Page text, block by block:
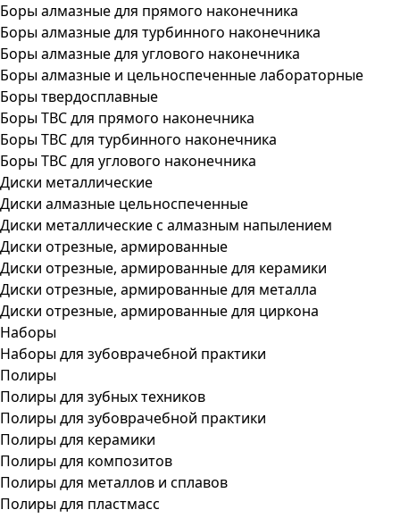
Боры алмазные для прямого наконечника
Боры алмазные для турбинного наконечника
Боры алмазные для углового наконечника
Боры алмазные и цельноспеченные лабораторные
Боры твердосплавные
Боры ТВС для прямого наконечника
Боры ТВС для турбинного наконечника
Боры ТВС для углового наконечника
Диски металлические
Диски алмазные цельноспеченные
Диски металлические с алмазным напылением
Диски отрезные, армированные
Диски отрезные, армированные для керамики
Диски отрезные, армированные для металла
Диски отрезные, армированные для циркона
Наборы
Наборы для зубоврачебной практики
Полиры
Полиры для зубных техников
Полиры для зубоврачебной практики
Полиры для керамики
Полиры для композитов
Полиры для металлов и сплавов
Полиры для пластмасс